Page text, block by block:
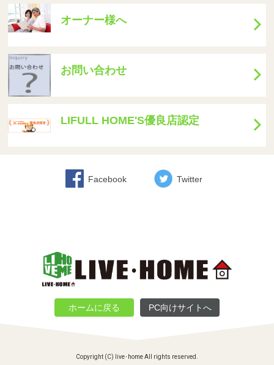
オーナー様へ
お問い合わせ
LIFULL HOME'S優良店認定
Facebook Twitter
ホームに戻る PC向けサイトへ
Copyright (C) live･home All rights reserved.